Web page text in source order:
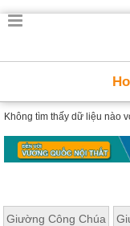
Không tìm thấy dữ liệu nào
Giường Công Chúa